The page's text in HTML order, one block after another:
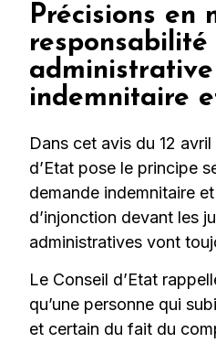
Précisions en
responsabilité
indemnitaire
Dans cet avis du 12
d’Etat pose le principe
demande indemnitaire
d’injonction devant les
administratives vont
Le Conseil d’Etat
qu’une personne qui
et certain du fait du